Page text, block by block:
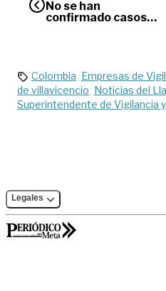
No se han
confirmado casos
Colombia Empresas de
de villavicencio Noticias del
Superintendente de Vigilancia
Legales